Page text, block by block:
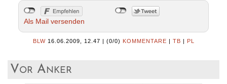
Als Mail versenden
BLW 16.06.2009, 12.47 | (0/0) KOMMENTARE | TB | PL
Vor Anker